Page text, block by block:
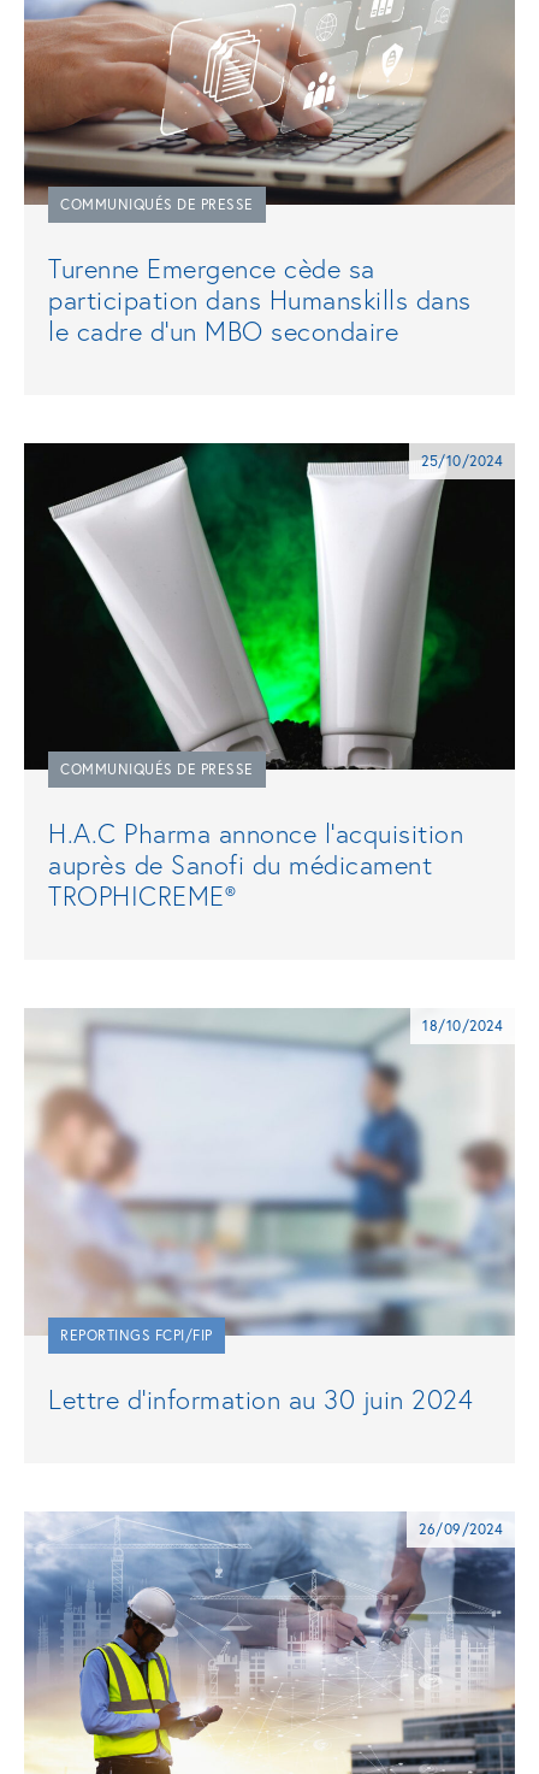
COMMUNIQUÉS DE PRESSE
Turenne Emergence cède sa
participation dans Humanskills dans
le cadre d'un MBO secondaire
25/10/2024
COMMUNIQUÉS DE PRESSE
H.A.C Pharma annonce l'acquisition
auprès de Sanofi du médicament
TROPHICREME®
18/10/2024
REPORTINGS FCPI/FIP
Lettre d’information au 30 juin 2024
26/09/2024